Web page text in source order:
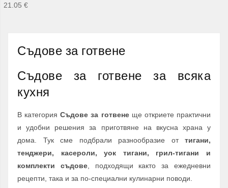
21.05 €
Съдове за готвене
Съдове за готвене за всяка
кухня
В категорияСъдове за готвенеще откриете практични
и удобни решения за приготвяне на вкусна храна у
дома. Тук сме подбрали разнообразие от тигани,
тенджери, касероли, уок тигани, грил-тигани и
комплекти съдове, подходящи както за ежедневни
рецепти, така и за по-специални кулинарни поводи.